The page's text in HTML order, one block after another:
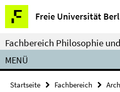
Springe
direkt
zu
Inhalt
Freie Universität
Service-
Navigation
Fachbereich Philosophie
MENÜ
Startseite Fachbereich